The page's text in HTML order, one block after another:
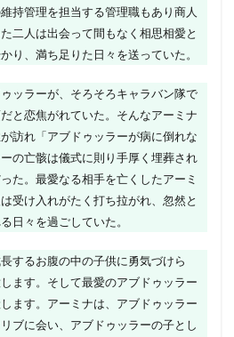
持管理を担当する管理職もあり商人
二人は出会って間もなく相思相愛と
り、満ち足りた日々を送っていた。
ッラーが、そろそろキャラバン隊で
と恋焦がれていた。そんなアーミナ
訪れ「アブドゥッラーが病に倒れな
の亡骸は儀式に則り手厚く埋葬され
た。最愛なる相手を亡くしたアーミ
受け入れがたく打ち拉がれ、忽然と
日々を過ごしていた。
するお腹の中の子供に勇気づけら
ます。そして最愛のアブドゥッラー
ます。アーミナは、アブドゥッラー
ブに会い、アブドゥッラーの子とし